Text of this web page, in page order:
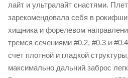
лайт и ультралайт снастями.
зарекомендовала себя в
хищника и форелевом
тремся сечениями #0.2, #0.3 и
счет плотной и гладкой
максимально дальний заброс